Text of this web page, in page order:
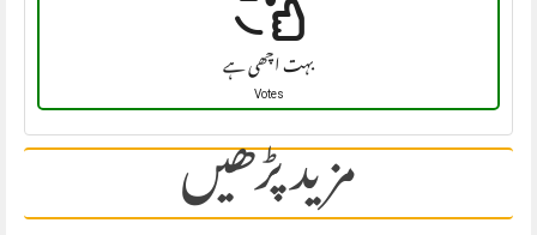
بہت اچھی ہے
Votes
مزید پڑھیں